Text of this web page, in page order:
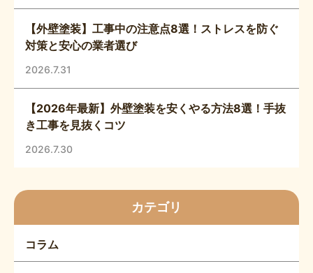
【外壁塗装】工事中の注意点8選！ストレスを防ぐ
対策と安心の業者選び
2026.7.31
【2026年最新】外壁塗装を安くやる方法8選！手抜
き工事を見抜くコツ
2026.7.30
カテゴリ
コラム